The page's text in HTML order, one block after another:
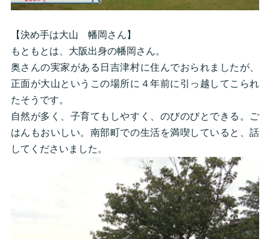
【決め手は大山 幡岡さん】
もともとは、大阪出身の幡岡さん。
奥さんの実家がある日吉津村に住んでおられましたが、
正面が大山というこの場所に４年前に引っ越してこられ
たそうです。
自然が多く、子育てもしやすく、のびのびとできる。ご
はんもおいしい。南部町での生活を満喫していると、話
してくださいました。